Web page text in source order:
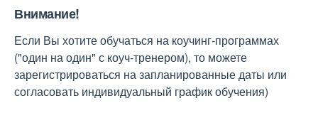
Внимание!
Если Вы хотите обучаться на коучинг-программах
("один на один" с коуч-тренером), то можете
зарегистрироваться на запланированные даты или
согласовать индивидуальный график обучения)